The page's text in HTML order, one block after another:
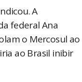
A
federal Ana
o Mercosul ao
ao Brasil inibir